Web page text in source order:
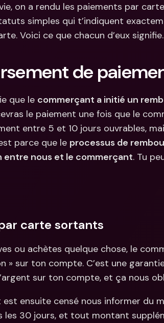
Comptes bancaires
internationaux & devises
étrangères
Comptes
étrangères
on a rendu les paiements par
simples qui t’indiquent
Voici ce que chacun d’eux signifie.
de
que le commerçant a initié un
le paiement une fois que le
entre 5 et 10 jours ouvrables,
parce que le processus de
entre nous et le commerçant. Tu
carte sortants
ou achètes quelque chose, le
» sur ton compte. C’est une
sur ton compte, et ça nous
ensuite censé nous informer du
les 30 jours, et tout montant